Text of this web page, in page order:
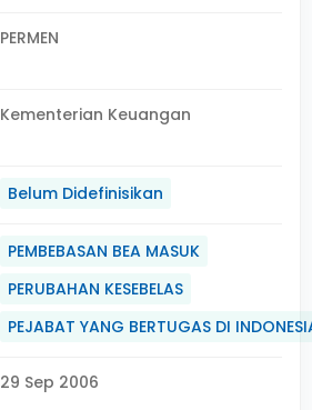
PERMEN
Kementerian Keuangan
Belum Didefinisikan
PEMBEBASAN BEA MASUK
PERUBAHAN KESEBELAS
PEJABAT YANG BERTUGAS DI
29 Sep 2006